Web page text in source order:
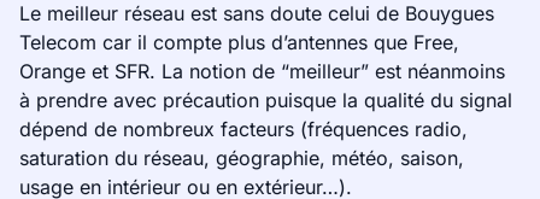
Le meilleur réseau est sans doute celui de Bouygues
Telecom car il compte plus d’antennes que Free,
Orange et SFR. La notion de “meilleur” est néanmoins
à prendre avec précaution puisque la qualité du signal
dépend de nombreux facteurs (fréquences radio,
saturation du réseau, géographie, météo, saison,
usage en intérieur ou en extérieur…).